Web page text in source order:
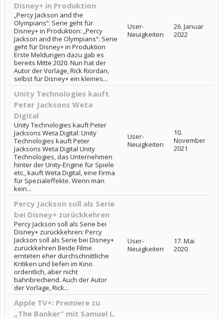
Disney+ in Produktion
„Percy Jackson and the
Olympians“: Serie geht für
Disney+ in Produktion: „Percy
Jackson and the Olympians“: Serie
geht für Disney+ in Produktion
Erste Meldungen dazu gab es
bereits Mitte 2020. Nun hat der
Autor der Vorlage, Rick Riordan,
selbst für Disney+ ein kleines...
User-
Neuigkeiten
26. Januar
2022
Unity Technologies kauft
Peter Jacksons Weta
Digital
Unity Technologies kauft Peter
Jacksons Weta Digital: Unity
Technologies kauft Peter
Jacksons Weta Digital Unity
Technologies, das Unternehmen
hinter der Unity-Engine für Spiele
etc., kauft Weta Digital, eine Firma
für Spezialeffekte. Wenn man
kein...
User-
Neuigkeiten
10.
November
2021
Percy Jackson soll als Serie
bei Disney+ zurückkehren
Percy Jackson soll als Serie bei
Disney+ zurückkehren: Percy
Jackson soll als Serie bei Disney+
zurückkehren Beide Filme
ernteten eher durchschnittliche
Kritiken und liefen im Kino
ordentlich, aber nicht
bahnbrechend. Auch der Autor
der Vorlage, Rick...
User-
Neuigkeiten
17. Mai
2020
Apple TV+: Premiere zu
„The Banker“ mit Samuel L.